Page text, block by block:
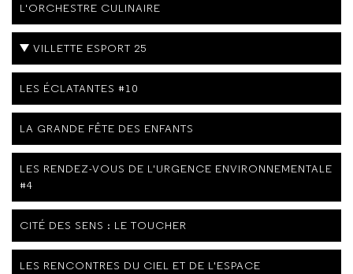
L'ORCHESTRE CULINAIRE
VILLETTE ESPORT 25
LES ÉCLATANTES #10
LA GRANDE FÊTE DES ENFANTS
LES RENDEZ-VOUS DE L'URGENCE ENVIRONNEMENTALE
#4
CITÉ DES SENS : LE TOUCHER
LES RENCONTRES DU CIEL ET DE L'ESPACE